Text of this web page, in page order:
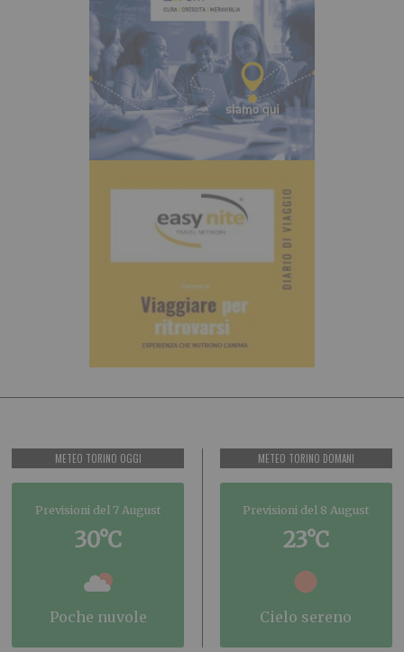
METEO TORINO OGGI
Previsioni del 7 August
30°C
poche nuvole
METEO TORINO DOMANI
Previsioni del 8 August
23°C
cielo sereno